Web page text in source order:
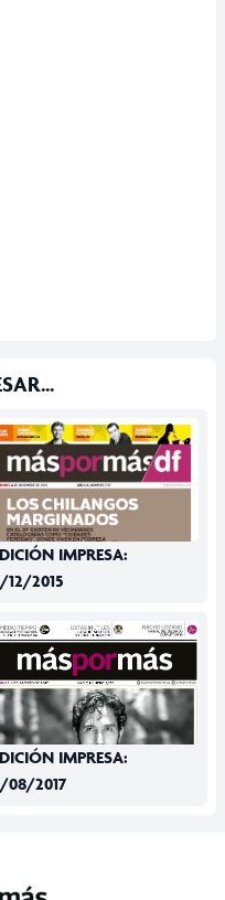
IMPRESA:
12/2015
IMPRESA:
08/2017